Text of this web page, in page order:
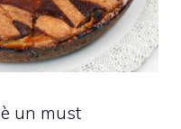
è un must